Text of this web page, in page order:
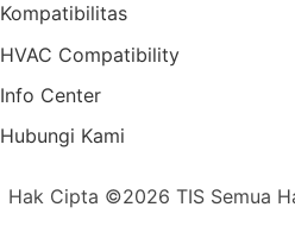
Kompatibilitas
HVAC Compatibility
Info Center
Hubungi Kami
Hak Cipta ©2026 TIS Semua